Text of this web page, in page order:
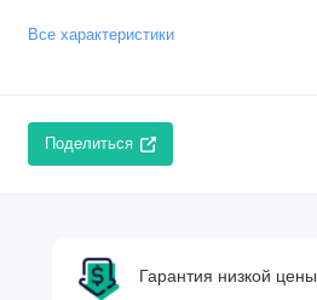
Все характеристики
Поделиться
Гарантия низкой цены